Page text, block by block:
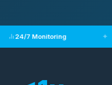
24/7 Monitoring